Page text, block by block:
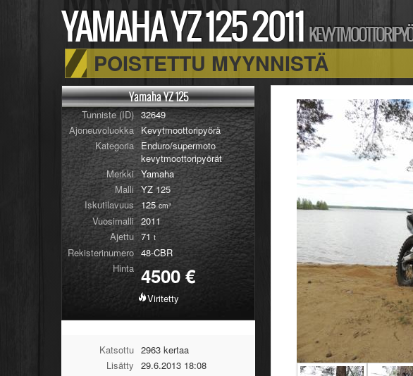
YAMAHA YZ 1252011
POISTETTU MYYNNISTÄ
Yamaha YZ 125
Tunniste (ID) 32649
Ajoneuvoluokka Kevytmoottoripyörä
Kategoria Enduro/supermoto
kevytmoottoripyörät
Merkki Yamaha
Malli YZ 125
Iskutilavuus 125cm³
Vuosimalli 2011
Ajettu 71t
Rekisterinumero 48-CBR
Hinta 4500€
Viritetty
Katsottu 2963 kertaa
Lisätty 29.6.2013 18:08